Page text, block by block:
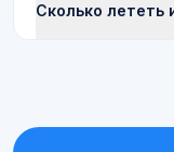
Сколько лететь